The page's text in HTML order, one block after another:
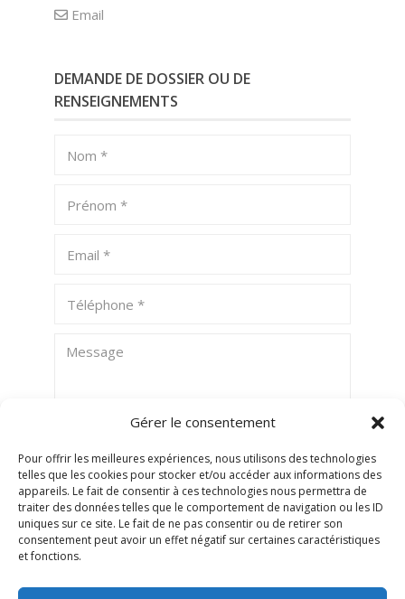
Gérer le consentement
Pour offrir les meilleures expériences, nous utilisons des technologies
telles que les cookies pour stocker et/ou accéder aux informations des
appareils. Le fait de consentir à ces technologies nous permettra de
traiter des données telles que le comportement de navigation ou les ID
uniques sur ce site. Le fait de ne pas consentir ou de retirer son
consentement peut avoir un effet négatif sur certaines caractéristiques
et fonctions.
Email
DEMANDE DE DOSSIER OU DE
RENSEIGNEMENTS
ENVOYER